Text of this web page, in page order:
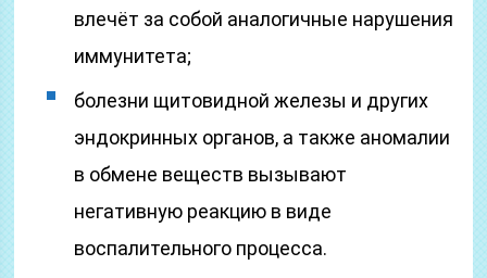
влечёт за собой аналогичные нарушения
иммунитета;
болезни щитовидной железы и других
эндокринных органов, а также аномалии
в обмене веществ вызывают
негативную реакцию в виде
воспалительного процесса.